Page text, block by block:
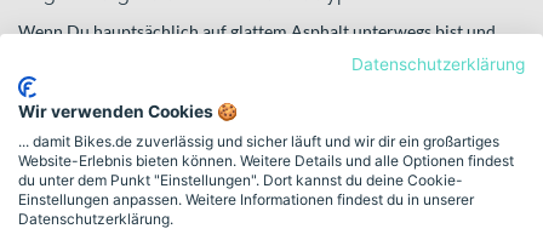
Wenn Du hauptsächlich auf glattem Asphalt unterwegs bist und
maximale Geschwindigkeit suchst, könnten auch klassische
Rennräder
Sitzposition und schmale Reifen ausgelegt, während Gravel Bikes
mehr Stabilität auf losem Untergrund bieten.
Für kurze, intensive Rennen auf abgesperrten Rundkursen mit
Hindernissen gibt es spezielleCyclocross Bikes. Diese sind auf
Wettkampfdauer und Dynamik ausgelegt, während Gravel Bikes
Datenschutzerklärung
Wir verwenden Cookies 🍪
... damit Bikes.de zuverlässig und sicher läuft und wir dir ein großartiges
Website-Erlebnis bieten können. Weitere Details und alle Optionen findest
du unter dem Punkt "Einstellungen". Dort kannst du deine Cookie-
Einstellungen anpassen. Weitere Informationen findest du in unserer
Datenschutzerklärung.